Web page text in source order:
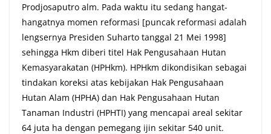
Prodjosaputro alm. Pada waktu itu sedang hangat-
hangatnya momen reformasi [puncak reformasi adalah
lengsernya Presiden Suharto tanggal 21 Mei 1998]
sehingga Hkm diberi titel Hak Pengusahaan Hutan
Kemasyarakatan (HPHkm). HPHkm dikondisikan sebagai
tindakan koreksi atas kebijakan Hak Pengusahaan
Hutan Alam (HPHA) dan Hak Pengusahaan Hutan
Tanaman Industri (HPHTI) yang mencapai areal sekitar
64 juta ha dengan pemegang ijin sekitar 540 unit.